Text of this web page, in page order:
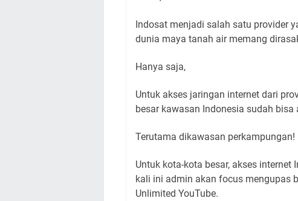
Indosat menjadi salah satu provider
dunia maya tanah air memang
Hanya saja,
Untuk akses jaringan internet dari
besar kawasan Indonesia sudah
Terutama dikawasan perkampungan!
Untuk kota-kota besar, akses
kali ini admin akan focus mengupas
Unlimited YouTube.